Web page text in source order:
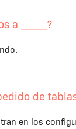
a _____?
de
en los